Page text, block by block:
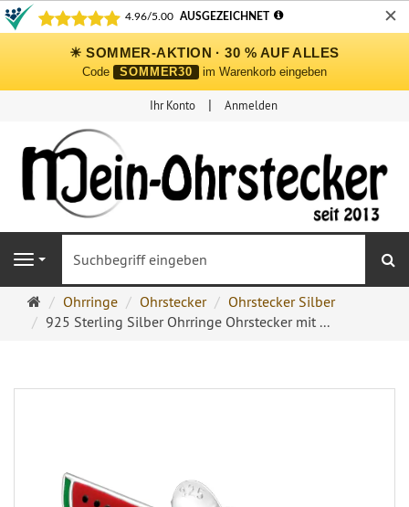
✕
☀ SOMMER-AKTION · 30 % AUF ALLES
Code SOMMER30 im Warenkorb eingeben
Ihr Konto Anmelden
Navigation
Ohrringe
Ohrstecker
Ohrringe Ohrstecker
Ohrstecker Silber
925 Sterling Silber Ohrringe Ohrstecker mit ...